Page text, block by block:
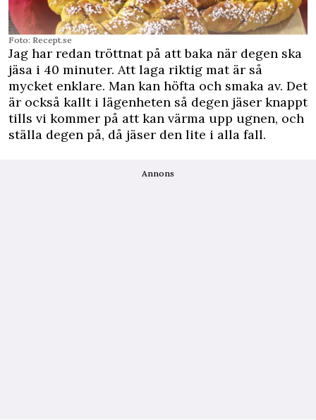
Foto: Recept.se
Jag har redan tröttnat på att baka när degen ska
jäsa i 40 minuter. Att laga riktig mat är så
mycket enklare. Man kan höfta och smaka av. Det
är också kallt i lägenheten så degen jäser knappt
tills vi kommer på att kan värma upp ugnen, och
ställa degen på, då jäser den lite i alla fall.
Annons